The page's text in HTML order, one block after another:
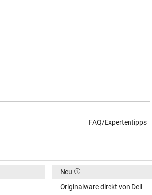
FAQ/Expertentipps
Neu
Originalware direkt von Dell